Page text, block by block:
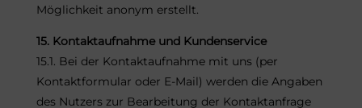
Möglichkeit anonym erstellt.
15. Kontaktaufnahme und Kundenservice
15.1. Bei der Kontaktaufnahme mit uns (per
Kontaktformular oder E-Mail) werden die Angaben
des Nutzers zur Bearbeitung der Kontaktanfrage